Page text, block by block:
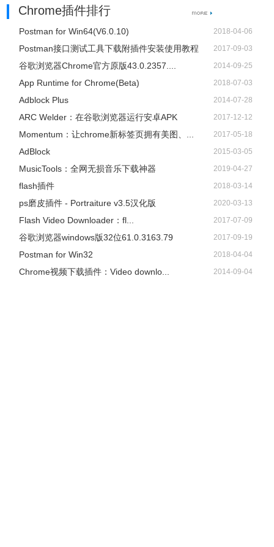
Chrome插件排行
Postman for Win64(V6.0.10) 2018-04-06
Postman接口测试工具下载附插件安装使用教程 2017-09-03
谷歌浏览器Chrome官方原版43.0.2357.... 2014-09-25
App Runtime for Chrome(Beta) 2018-07-03
Adblock Plus 2014-07-28
ARC Welder：在谷歌浏览器运行安卓APK 2017-12-12
Momentum：让chrome新标签页拥有美图、... 2017-05-18
AdBlock 2015-03-05
​MusicTools：全网无损音乐下载神器 2019-04-27
flash插件 2018-03-14
ps磨皮插件 - Portraiture v3.5汉化版 2020-03-13
Flash Video Downloader：fl... 2017-07-09
谷歌浏览器windows版32位61.0.3163.79 2017-09-19
Postman for Win32 2018-04-04
Chrome视频下载插件：Video downlo... 2014-09-04